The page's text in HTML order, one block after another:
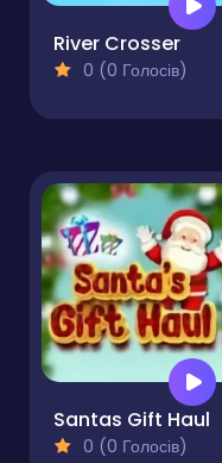
River Crosser
0 (0 Голосів)
Santas Gift Haul
0 (0 Голосів)